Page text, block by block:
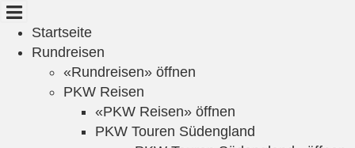
Startseite
Rundreisen
«Rundreisen» öffnen
PKW Reisen
«PKW Reisen» öffnen
PKW Touren Südengland
Cookie-Einstellungen